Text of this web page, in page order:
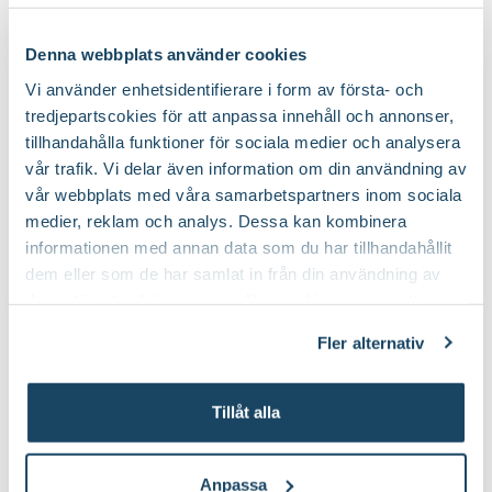
Denna webbplats använder cookies
Vi använder enhetsidentifierare i form av första- och
tredjepartscokies för att anpassa innehåll och annonser,
tillhandahålla funktioner för sociala medier och analysera
vår trafik. Vi delar även information om din användning av
vår webbplats med våra samarbetspartners inom sociala
medier, reklam och analys. Dessa kan kombinera
informationen med annan data som du har tillhandahållit
dem eller som de har samlat in från din användning av
Fler alternativ
Tillåt alla
Anpassa
20%
Buskplanta
Ord. pris399:-
20%
Buskplanta
Ord. pris399:-